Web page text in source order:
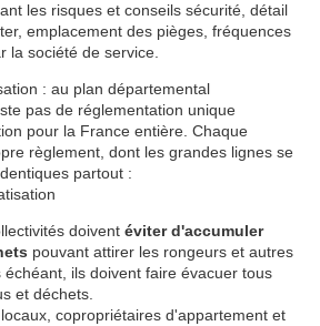
les risques et conseils sécurité, détail
emplacement des pièges, fréquences
la société de service.
: au plan départemental
pas de réglementation unique
pour la France entière. Chaque
règlement, dont les grandes lignes se
partout :
doivent éviter d'accumuler
pouvant attirer les rongeurs et autres
échéant, ils doivent faire évacuer tous
et déchets.
copropriétaires d'appartement et